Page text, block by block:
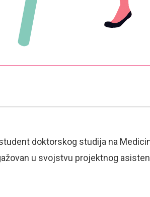
doktorskog studija na
u svojstvu projektnog